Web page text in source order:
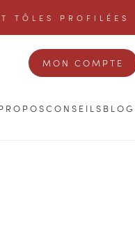
TÔLES PROFILÉES
MON COMPTE
CONSEILS BLOG